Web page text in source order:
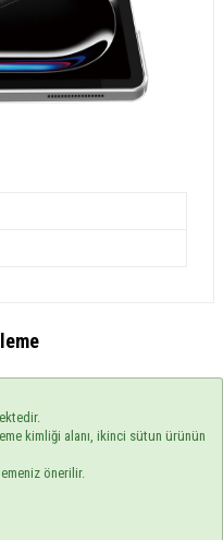
kimliği alanı, ikinci sütun ürünün
önerilir.